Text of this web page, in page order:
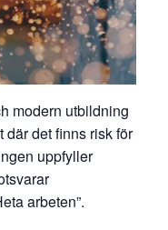
modern utbildning
där det finns risk för
uppfyller
arbeten”.